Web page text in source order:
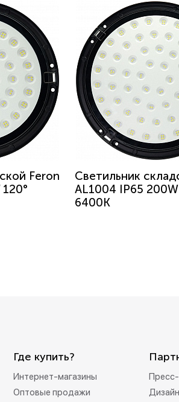
Feron
Светильник
AL1004 IP65 200W
6400K
Где купить?
Интернет-магазины
Оптовые продажи